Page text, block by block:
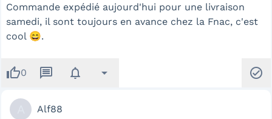
Commande expédié aujourd'hui pour une livraison
samedi, il sont toujours en avance chez la Fnac, c'est
cool 😄.
thumb_up0 message notifications arrow_drop_down check_circle
Alf88